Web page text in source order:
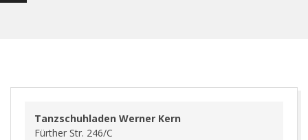
Tanzschuhladen Werner Kern
Fürther Str. 246/C